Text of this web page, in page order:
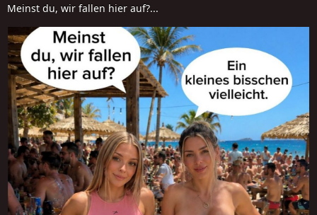
Meinst du, wir fallen hier auf?...